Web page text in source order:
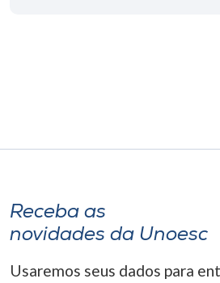
Receba as
novidades da Unoesc
Usaremos seus dados para